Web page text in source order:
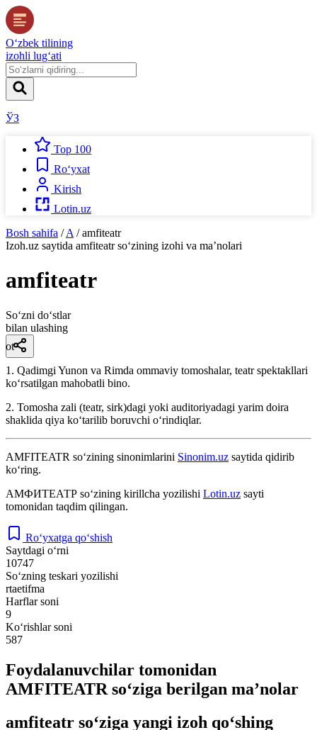
O‘zbek tilining
izohli lug‘ati
ЎЗ
Top 100
Ro‘yxat
Kirish
Lotin.uz
Bosh sahifa / A / amfiteatr
Izoh.uz saytida amfiteatrso‘zining izohi va ma’nolari
amfiteatr
So‘zni do‘stlar
bilan ulashing
ot
1. Qadimgi Yunon va Rimda ommaviy tomoshalar, teatr spektakllari
koʻrsatilgan mahobatli bino.
2. Tomosha zali (teatr, sirk)dagi yoki auditoriyadagi yarim doira
shaklida qiya koʻtarilib boruvchi oʻrindiqlar.
AMFITEATR so‘zining sinonimlarini Sinonim.uz saytida qidirib
ko‘ring.
АМФИТЕАТР so‘zining kirillcha yozilishi Lotin.uz sayti
tomonidan taqdim qilingan.
Ro‘yxatga qo‘shish
Saytdagi o‘rni
10747
So‘zning teskari yozilishi
rtaetifma
Harflar soni
9
Ko‘rishlar soni
587
Foydalanuvchilar tomonidan
AMFITEATR so‘ziga berilgan ma’nolar
amfiteatr so‘ziga yangi izoh qo‘shing